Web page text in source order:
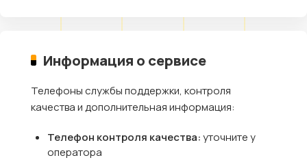
Информация о сервисе
Телефоны службы поддержки, контроля
качества и дополнительная информация:
Телефон контроля качества:уточните у
оператора